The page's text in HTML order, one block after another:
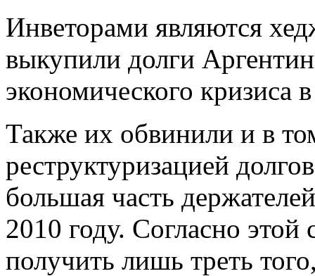
Инветорами являются
выкупили долги
экономического кризиса
Также их обвинили и в
реструктуризацией
большая часть
2010 году. Согласно этой
получить лишь треть